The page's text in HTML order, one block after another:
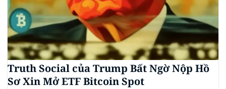
Truth Social của Trump Bất Ngờ Nộp Hồ
Sơ Xin Mở ETF Bitcoin Spot